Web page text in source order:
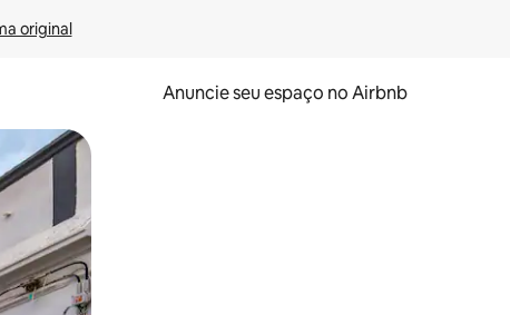
original
Anuncie seu espaço no Airbnb